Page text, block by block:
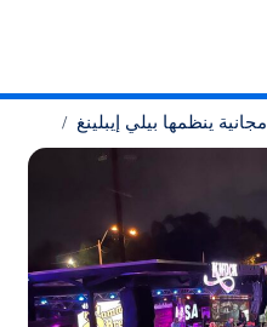
ينظمها بيلي إيبلينغ